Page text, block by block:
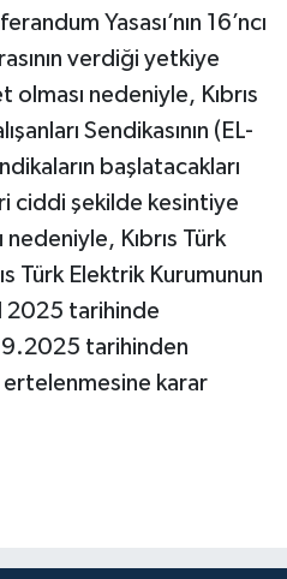
Yasası’nın 16’ncı
verdiği yetkiye
nedeniyle, Kıbrıs
Sendikasının (EL-
başlatacakları
ciddi şekilde kesintiye
Kıbrıs Türk
Türk Elektrik Kurumunun
2025 tarihinde
tarihinden
karar